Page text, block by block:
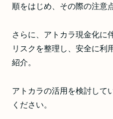
順をはじめ、その際の注意
さらに、アトカラ現金化に
リスクを整理し、安全に利
紹介。
アトカラの活用を検討して
ください。